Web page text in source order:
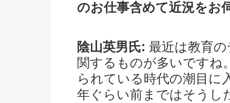
のお仕事含めて近況をお
陰山英男氏: 最近は教育
関するものが多いですね
られている時代の潮目に
年ぐらい前まではそうし